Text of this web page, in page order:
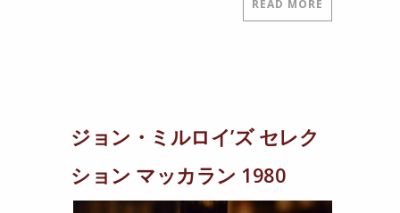
READ MORE
ジョン・ミルロイ’ズ セレク
ション マッカラン 1980